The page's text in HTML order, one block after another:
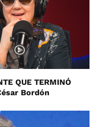
QUE TERMINÓ
Bordón